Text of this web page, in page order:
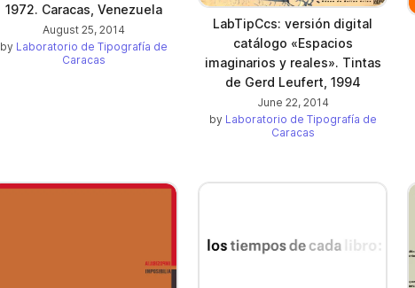
1972. Caracas, Venezuela
August 25, 2014
by Laboratorio de Tipografía de
Caracas
LabTipCcs: versión digital
catálogo «Espacios
imaginarios y reales». Tintas
de Gerd Leufert, 1994
June 22, 2014
by Laboratorio de Tipografía de
Caracas